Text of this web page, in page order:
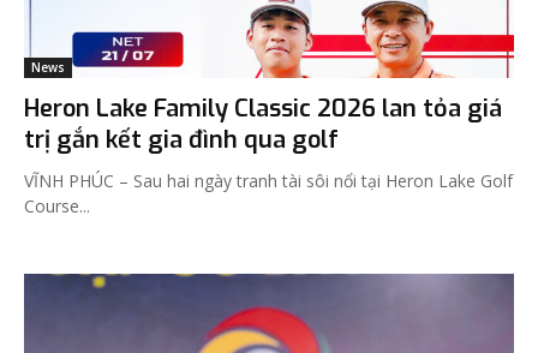
News
Heron Lake Family Classic 2026 lan tỏa giá
trị gắn kết gia đình qua golf
VĨNH PHÚC – Sau hai ngày tranh tài sôi nổi tại Heron Lake Golf
Course...